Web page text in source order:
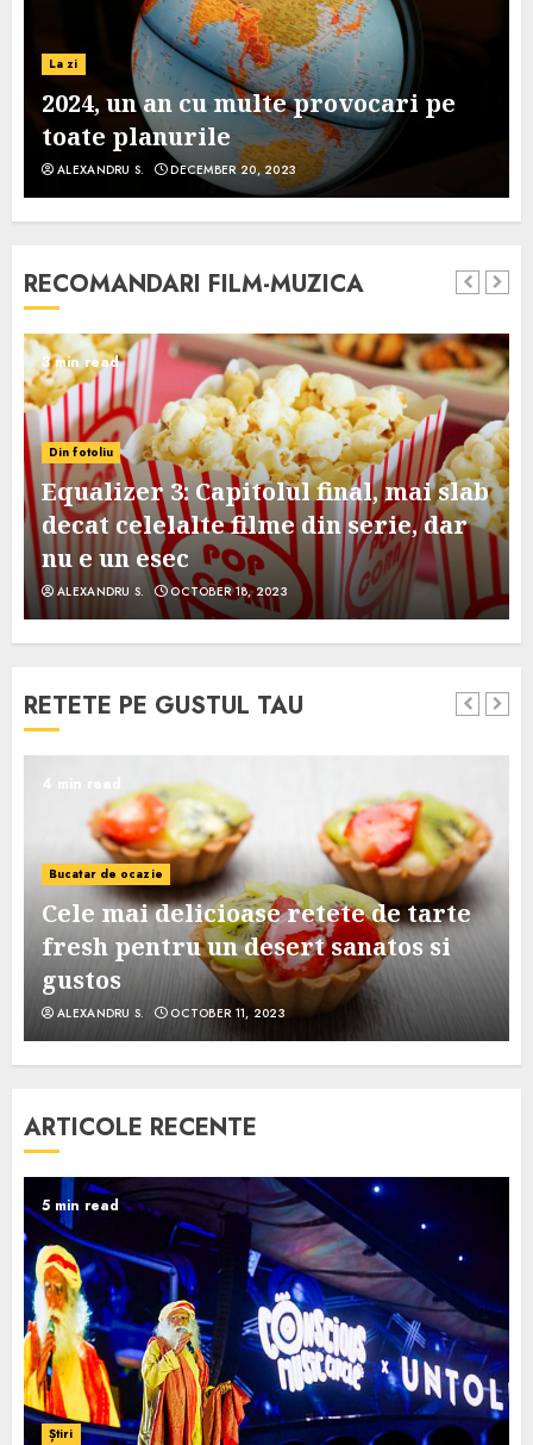
La zi
2024, un an cu multe provocari pe
toate planurile
ALEXANDRU S. DECEMBER 20, 2023
RECOMANDARI FILM-MUZICA
3 min read
Din fotoliu
Equalizer 3: Capitolul final, mai slab
decat celelalte filme din serie, dar
nu e un esec
ALEXANDRU S. OCTOBER 18, 2023
RETETE PE GUSTUL TAU
4 min read
Bucatar de ocazie
Cele mai delicioase retete de tarte
fresh pentru un desert sanatos si
gustos
ALEXANDRU S. OCTOBER 11, 2023
ARTICOLE RECENTE
5 min read
Știri